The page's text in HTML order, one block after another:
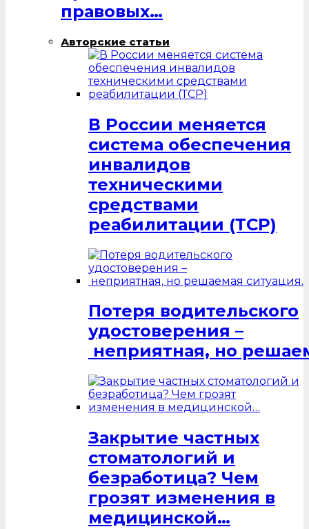
правовых…
Авторские статьи
В России меняется
система обеспечения
инвалидов
техническими
средствами
реабилитации (ТСР)
Потеря водительского
удостоверения –
неприятная, но
Закрытие частных
стоматологий и
безработица? Чем
грозят изменения в
медицинской…